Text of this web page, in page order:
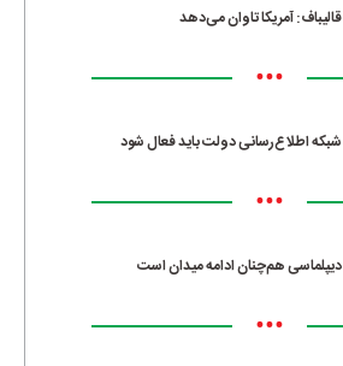
قالیباف: آمریکا تاوان می‌دهد
•••
شبکه اطلاع‌رسانی دولت باید فعال شود
•••
دیپلماسی هم‌چنان ادامه میدان است
•••